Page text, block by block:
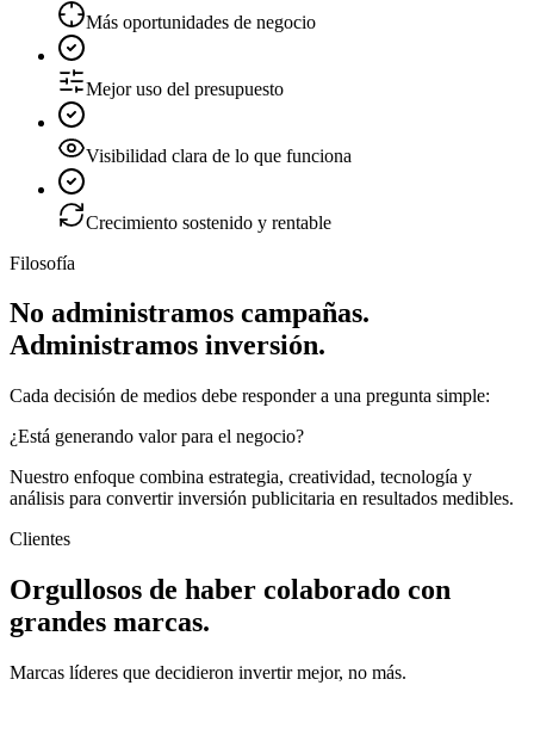
Más oportunidades de negocio
Mejor uso del presupuesto
Visibilidad clara de lo que funciona
Crecimiento sostenido y rentable
Filosofía
No administramos campañas.
Administramos inversión.
Cada decisión de medios debe responder a una pregunta simple:
¿Está generando valor para el negocio?
Nuestro enfoque combina estrategia, creatividad, tecnología y
análisis para convertir inversión publicitaria en resultados medibles.
Clientes
Orgullosos de haber colaborado con
grandes marcas.
Marcas líderes que decidieron invertir mejor, no más.